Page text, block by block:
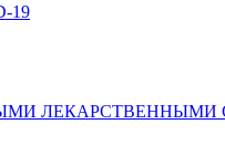
19
ЛЕКАРСТВЕННЫМИ